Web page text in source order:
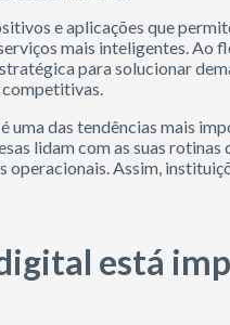
e aplicações que
mais inteligentes. Ao
para solucionar
competitivas.
uma das tendências mais
lidam com as suas rotinas
Assim,
está